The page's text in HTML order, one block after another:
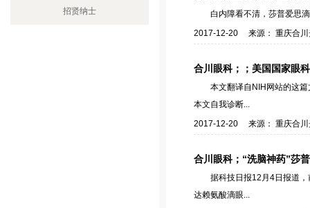
招贤纳士
白内障看不清，莎普爱思
2017-12-20 来源： 重庆合川
合川眼科；；美国国家眼
本文翻译自NIH网站的这
本文自我诊断...
2017-12-20 来源： 重庆合川
合川眼科；“洗脑神药”莎
据科技日报12月4日报道
达赖氨酸滴眼...